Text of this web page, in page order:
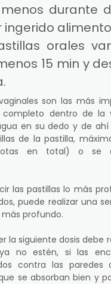
durante
orales
15 min y
son las más
dentro de la
en su dedo y de ahí
de la pastilla,
en total) o se
las pastillas lo más
puede realizar una
profundo.
la siguiente dosis debe
no estén, si las
contra las paredes
se absorban bien y